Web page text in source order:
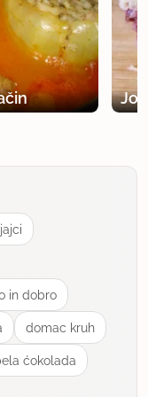
in dobro
domac kruh
ćokolada